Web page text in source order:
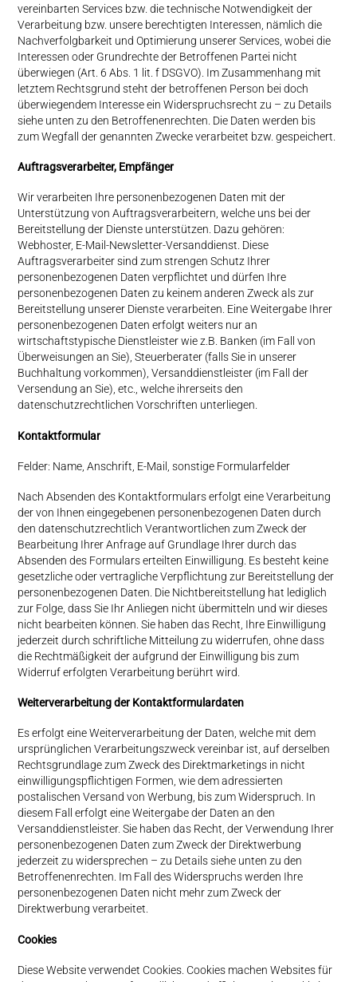
vereinbarten Services bzw. die technische Notwendigkeit der
Verarbeitung bzw. unsere berechtigten Interessen, nämlich die
Nachverfolgbarkeit und Optimierung unserer Services, wobei die
Interessen oder Grundrechte der Betroffenen Partei nicht
überwiegen (Art. 6 Abs. 1 lit. f DSGVO). Im Zusammenhang mit
letztem Rechtsgrund steht der betroffenen Person bei doch
überwiegendem Interesse ein Widerspruchsrecht zu – zu Details
siehe unten zu den Betroffenenrechten. Die Daten werden bis
zum Wegfall der genannten Zwecke verarbeitet bzw. gespeichert.
Auftragsverarbeiter, Empfänger
Wir verarbeiten Ihre personenbezogenen Daten mit der
Unterstützung von Auftragsverarbeitern, welche uns bei der
Bereitstellung der Dienste unterstützen. Dazu gehören:
Webhoster, E-Mail-Newsletter-Versanddienst. Diese
Auftragsverarbeiter sind zum strengen Schutz Ihrer
personenbezogenen Daten verpflichtet und dürfen Ihre
personenbezogenen Daten zu keinem anderen Zweck als zur
Bereitstellung unserer Dienste verarbeiten. Eine Weitergabe Ihrer
personenbezogenen Daten erfolgt weiters nur an
wirtschaftstypische Dienstleister wie z.B. Banken (im Fall von
Überweisungen an Sie), Steuerberater (falls Sie in unserer
Buchhaltung vorkommen), Versanddienstleister (im Fall der
Versendung an Sie), etc., welche ihrerseits den
datenschutzrechtlichen Vorschriften unterliegen.
Kontaktformular
Felder: Name, Anschrift, E-Mail, sonstige Formularfelder
Nach Absenden des Kontaktformulars erfolgt eine Verarbeitung
der von Ihnen eingegebenen personenbezogenen Daten durch
den datenschutzrechtlich Verantwortlichen zum Zweck der
Bearbeitung Ihrer Anfrage auf Grundlage Ihrer durch das
Absenden des Formulars erteilten Einwilligung. Es besteht keine
gesetzliche oder vertragliche Verpflichtung zur Bereitstellung der
personenbezogenen Daten. Die Nichtbereitstellung hat lediglich
zur Folge, dass Sie Ihr Anliegen nicht übermitteln und wir dieses
nicht bearbeiten können. Sie haben das Recht, Ihre Einwilligung
jederzeit durch schriftliche Mitteilung zu widerrufen, ohne dass
die Rechtmäßigkeit der aufgrund der Einwilligung bis zum
Widerruf erfolgten Verarbeitung berührt wird.
Weiterverarbeitung der Kontaktformulardaten
Es erfolgt eine Weiterverarbeitung der Daten, welche mit dem
ursprünglichen Verarbeitungszweck vereinbar ist, auf derselben
Rechtsgrundlage zum Zweck des Direktmarketings in nicht
einwilligungspflichtigen Formen, wie dem adressierten
postalischen Versand von Werbung, bis zum Widerspruch. In
diesem Fall erfolgt eine Weitergabe der Daten an den
Versanddienstleister. Sie haben das Recht, der Verwendung Ihrer
personenbezogenen Daten zum Zweck der Direktwerbung
jederzeit zu widersprechen – zu Details siehe unten zu den
Betroffenenrechten. Im Fall des Widerspruchs werden Ihre
personenbezogenen Daten nicht mehr zum Zweck der
Direktwerbung verarbeitet.
Cookies
Diese Website verwendet Cookies. Cookies machen Websites für